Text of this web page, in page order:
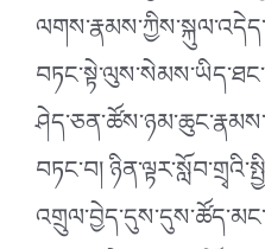
བཏང་བ།